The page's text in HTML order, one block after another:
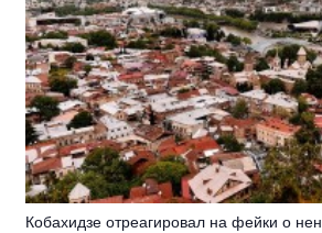
Кобахидзе отреагировал на фейки о